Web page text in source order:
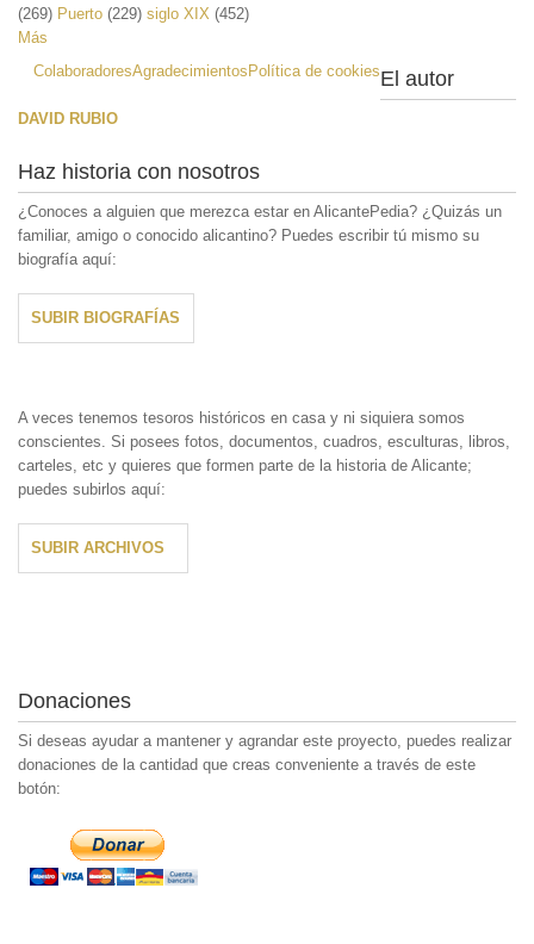
(269) Puerto (229) siglo XIX (452)
Más
ColaboradoresAgradecimientos Política de cookiesEl autor
DAVID RUBIO
Haz historia con nosotros
¿Conoces a alguien que merezca estar en AlicantePedia? ¿Quizás un
familiar, amigo o conocido alicantino? Puedes escribir tú mismo su
biografía aquí:
SUBIR BIOGRAFÍAS
A veces tenemos tesoros históricos en casa y ni siquiera somos
conscientes. Si posees fotos, documentos, cuadros, esculturas, libros,
carteles, etc y quieres que formen parte de la historia de Alicante;
puedes subirlos aquí:
SUBIR ARCHIVOS
Donaciones
Si deseas ayudar a mantener y agrandar este proyecto, puedes realizar
donaciones de la cantidad que creas conveniente a través de este
botón: